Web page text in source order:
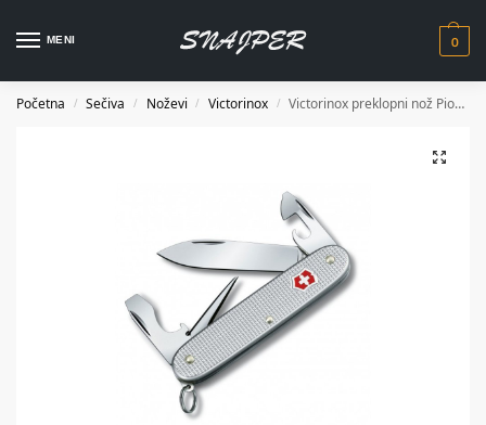
MENI 0
Početna / Sečiva / Noževi / Victorinox / Victorinox preklopni nož Pioneer Alox silver 0820126